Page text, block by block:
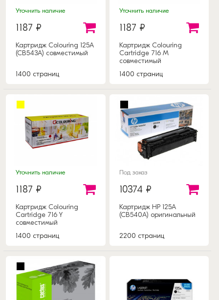
Уточнить наличие
1187 ₽
Картридж Colouring 125A
(CB543A) совместимый
1400 страниц
Уточнить наличие
1187 ₽
Картридж Colouring
Cartridge 716 M
совместимый
1400 страниц
Уточнить наличие
1187 ₽
Картридж Colouring
Cartridge 716 Y
совместимый
1400 страниц
Под заказ
10374 ₽
Картридж HP 125A
(CB540A) оригинальный
2200 страниц